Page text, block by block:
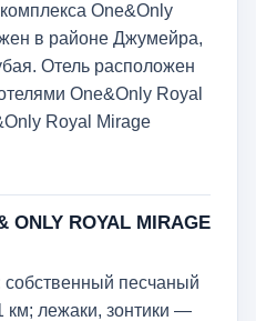
One&Only
в районе Джумейра,
Отель расположен
One&Only Royal
Royal Mirage
ONLY ROYAL MIRAGE
песчаный
км; лежаки, зонтики —